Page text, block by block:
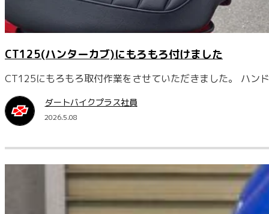
CT125(ハンターカブ)にもろもろ付けました
CT125にもろもろ取付作業をさせていただきました。 ハン
ダートバイクプラス社員
2026.5.08